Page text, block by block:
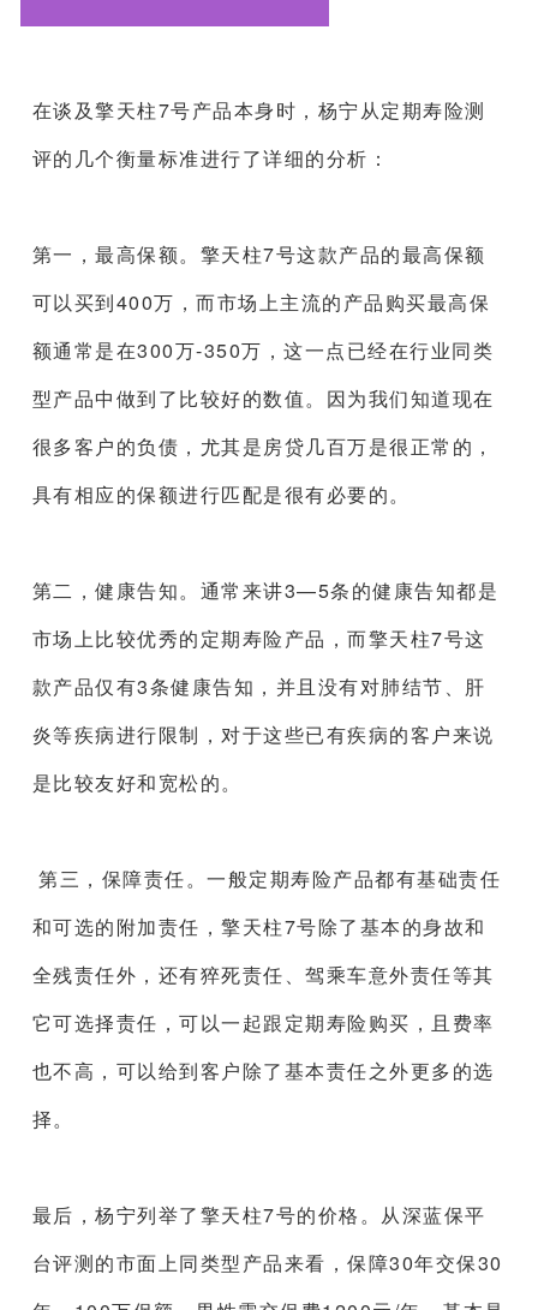
在谈及擎天柱7号产品本身时，杨宁从定期寿险测
评的几个衡量标准进行了详细的分析：
第一，最高保额。擎天柱7号这款产品的最高保额
可以买到400万，而市场上主流的产品购买最高保
额通常是在300万-350万，这一点已经在行业同类
型产品中做到了比较好的数值。因为我们知道现在
很多客户的负债，尤其是房贷几百万是很正常的，
具有相应的保额进行匹配是很有必要的。
第二，健康告知。通常来讲3—5条的健康告知都是
市场上比较优秀的定期寿险产品，而擎天柱7号这
款产品仅有3条健康告知，并且没有对肺结节、肝
炎等疾病进行限制，对于这些已有疾病的客户来说
是比较友好和宽松的。
第三，保障责任。一般定期寿险产品都有基础责任
和可选的附加责任，擎天柱7号除了基本的身故和
全残责任外，还有猝死责任、驾乘车意外责任等其
它可选择责任，可以一起跟定期寿险购买，且费率
也不高，可以给到客户除了基本责任之外更多的选
择。
最后，杨宁列举了擎天柱7号的价格。从深蓝保平
台评测的市面上同类型产品来看，保障30年交保30